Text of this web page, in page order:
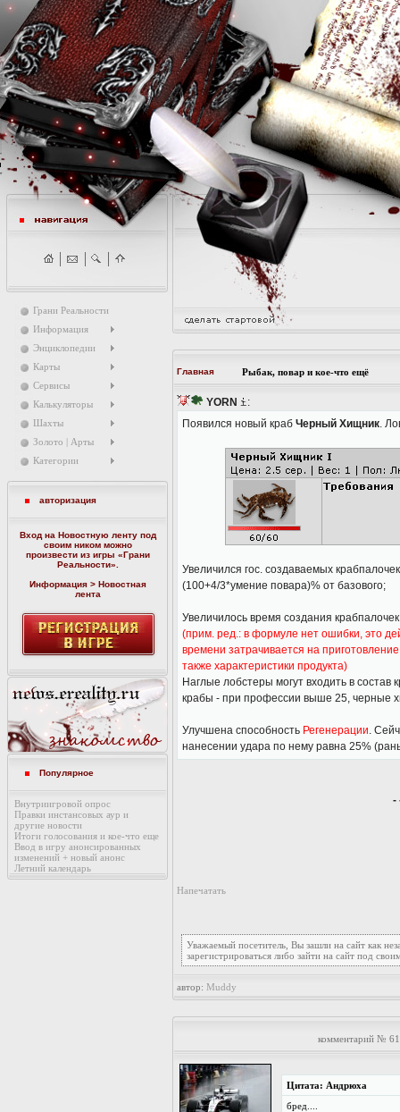
Грани Реальности
Информация
Энциклопедии
Карты
Сервисы
Калькуляторы
Шахты
Золото | Арты
Категории
авторизация
Вход на Новостную ленту под
своим ником можно
произвести из игры «Грани
Реальности».
Информация > Новостная
лента
Популярное
Внутриигровой опрос
Правки инстансовых аур и
другие новости
Итоги голосования и кое-что еще
Ввод в игру анонсированных
изменений + новый анонс
Летний календарь
Главная Рыбак, повар и кое-что ещё
YORN
:
Появился новый краб Черный Хищник.
Увеличился гос. создаваемых
(100+4/3*умение повара)% от базового;
Увеличилось время создания
(прим. ред.: в формуле нет ошибки, это
времени затрачивается на
также характеристики продукта)
Наглые лобстеры могут входить в
крабы - при профессии выше 25, черные
Улучшена способность Регенерации.
нанесении удара по нему равна 25%
-
Напечатать
Уважаемый посетитель, Вы зашли на сайт как
зарегистрироваться либо зайти на сайт под
автор: Muddy
комментарий №
Цитата: Андрюха
бред....